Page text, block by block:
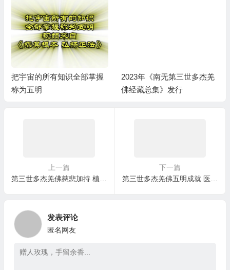
把宇宙的所有知识全部掌握
称为五明
2023年《南无第三世多杰羌
佛经藏总集》发行
上一篇
第三世多杰羌佛慈悲加持 植物人奇迹般康复
下一篇
第三世多杰羌佛五明成就 医方明之制药保健
发表评论
匿名网友